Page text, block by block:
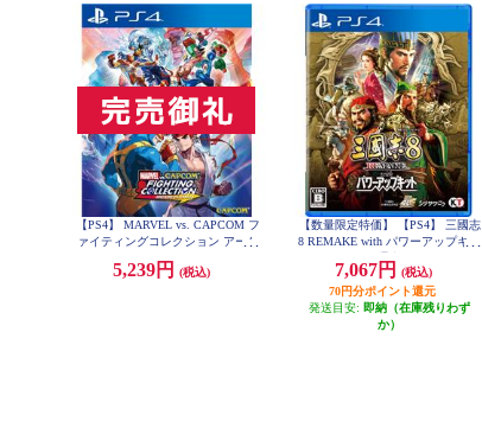
【PS4】 MARVEL vs. CAPCOM フ
ァイティングコレクション アーケ
5,239円 (税込)
【数量限定特価】 【PS4】 三國志
8 REMAKE with パワーアップキッ
7,067円
(税込)
70円分ポイント還元
発送目安: 即納（在庫残りわず
か）